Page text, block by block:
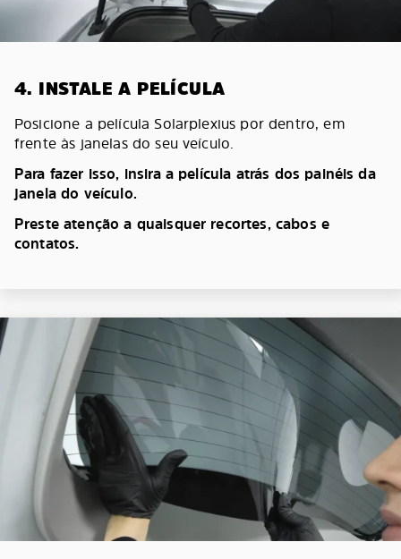
4. INSTALE A PELÍCULA
Posicione a película Solarplexius por dentro, em
frente às janelas do seu veículo.
Para fazer isso, insira a película atrás dos painéis da
janela do veículo.
Preste atenção a quaisquer recortes, cabos e
contatos.